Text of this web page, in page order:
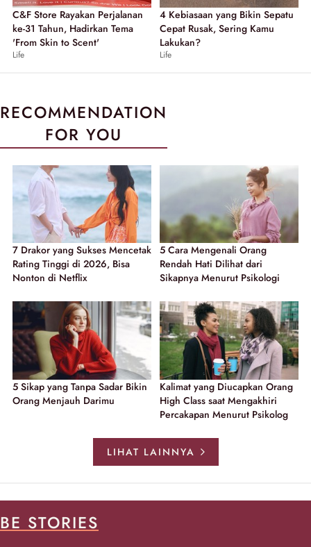
C&F Store Rayakan Perjalanan
ke-31 Tahun, Hadirkan Tema
'From Skin to Scent'
Life
4 Kebiasaan yang Bikin Sepatu
Cepat Rusak, Sering Kamu
Lakukan?
Life
RECOMMENDATION
FOR YOU
7 Drakor yang Sukses Mencetak
Rating Tinggi di 2026, Bisa
Nonton di Netflix
5 Cara Mengenali Orang
Rendah Hati Dilihat dari
Sikapnya Menurut Psikologi
5 Sikap yang Tanpa Sadar Bikin
Orang Menjauh Darimu
Kalimat yang Diucapkan Orang
High Class saat Mengakhiri
Percakapan Menurut Psikolog
LIHAT LAINNYA
BE STORIES